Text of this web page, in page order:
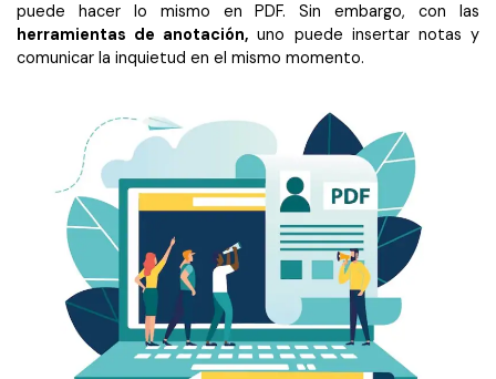
puede hacer lo mismo en PDF. Sin embargo, con las
herramientas de anotación,uno puede insertar notas y
comunicar la inquietud en el mismo momento.